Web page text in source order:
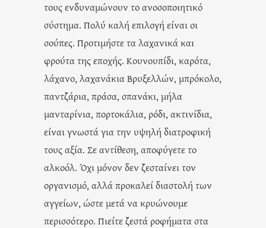
τους ενδυναμώνουν το ανοσοποιητικό
σύστημα. Πολύ καλή επιλογή είναι οι
σούπες. Προτιμήστε τα λαχανικά και
φρούτα της εποχής. Κουνουπίδι, καρότα,
λάχανο, λαχανάκια Βρυξελλών, μπρόκολο,
παντζάρια, πράσα, σπανάκι, μήλα
μανταρίνια, πορτοκάλια, ρόδι, ακτινίδια,
είναι γνωστά για την υψηλή διατροφική
τους αξία. Σε αντίθεση, αποφύγετε το
αλκοόλ. Όχι μόνον δεν ζεσταίνει τον
οργανισμό, αλλά προκαλεί διαστολή των
αγγείων, ώστε μετά να κρυώνουμε
περισσότερο. Πιείτε ζεστά ροφήματα στα